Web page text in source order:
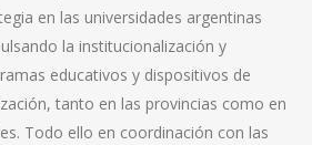
en las universidades argentinas
la institucionalización y
educativos y dispositivos de
tanto en las provincias como en
Todo ello en coordinación con las